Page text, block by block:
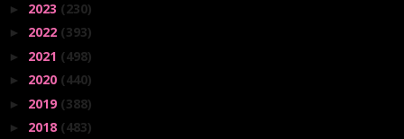
► 2023 (230)
► 2022 (393)
► 2021 (498)
► 2020 (440)
► 2019 (388)
► 2018 (483)